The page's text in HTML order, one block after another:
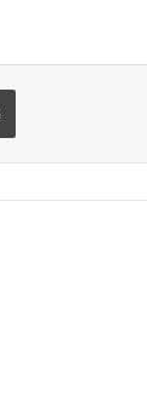
electrónico
Imprimir